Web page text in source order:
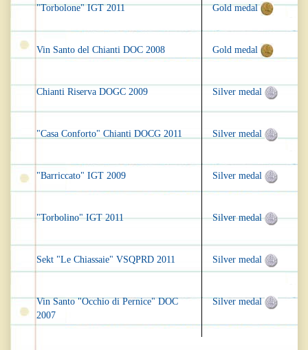
"Torbolone" IGT 2011
Vin Santo del Chianti DOC 2008
Chianti Riserva DOGC 2009
"Casa Conforto" Chianti DOCG 2011
"Barriccato" IGT 2009
"Torbolino" IGT 2011
Sekt "Le Chiassaie" VSQPRD 2011
Vin Santo "Occhio di Pernice" DOC
2007
Gold medal
Gold medal
Silver medal
Silver medal
Silver medal
Silver medal
Silver medal
Silver medal